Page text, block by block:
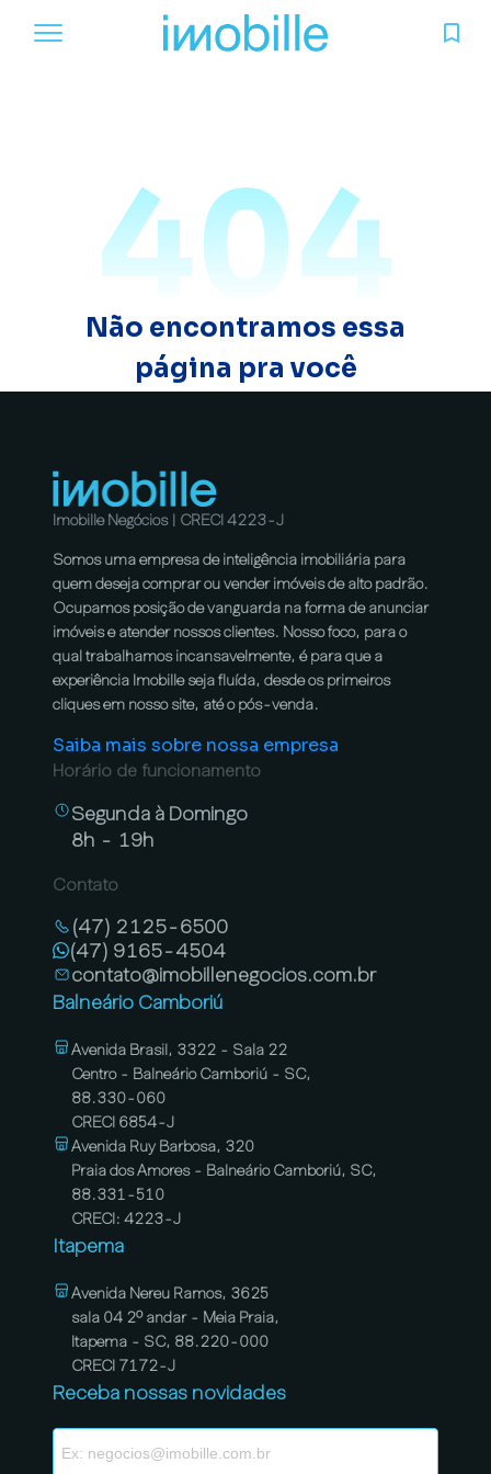
404
Não encontramos essa
página pra você
Imobille Negócios | CRECI 4223-J
Somos uma empresa de inteligência imobiliária para
quem deseja comprar ou vender imóveis de alto padrão.
Ocupamos posição de vanguarda na forma de anunciar
imóveis e atender nossos clientes. Nosso foco, para o
qual trabalhamos incansavelmente, é para que a
experiência Imobille seja fluída, desde os primeiros
cliques em nosso site, até o pós-venda.
Saiba mais sobre nossa empresa
Horário de funcionamento
Segunda à Domingo
8h - 19h
Contato
(47) 2125-6500
(47) 9165-4504
contato@imobillenegocios.com.br
Balneário Camboriú
Avenida Brasil, 3322 - Sala 22
Centro - Balneário Camboriú - SC,
88.330-060
CRECI 6854-J
Avenida Ruy Barbosa, 320
Praia dos Amores - Balneário Camboriú, SC,
88.331-510
CRECI: 4223-J
Itapema
Avenida Nereu Ramos, 3625
sala 04 2º andar - Meia Praia,
Itapema - SC, 88.220-000
CRECI 7172-J
Receba nossas novidades